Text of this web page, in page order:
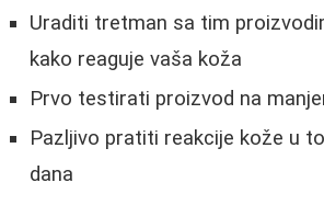
Uraditi tretman sa tim
kako reaguje vaša koža
Prvo testirati proizvod na
Pazljivo pratiti reakcije kože u
dana